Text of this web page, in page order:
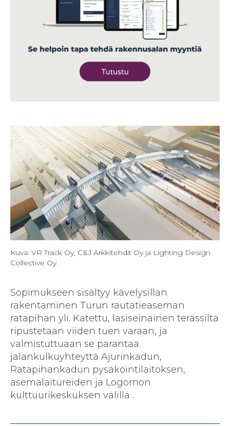
Kuva: VR Track Oy, C&J Arkkitehdit Oy ja Lighting Design
Collective Oy.
Sopimukseen sisältyy kävelysillan
rakentaminen Turun rautatieaseman
ratapihan yli. Katettu, lasiseinäinen terässilta
ripustetaan viiden tuen varaan, ja
valmistuttuaan se parantaa
jalankulkuyhteyttä Ajurinkadun,
Ratapihankadun pysäköintilaitoksen,
asemalaitureiden ja Logomon
kulttuurikeskuksen välillä .